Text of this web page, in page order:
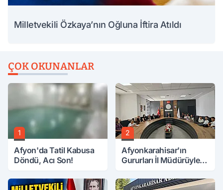
Milletvekili Özkaya’nın Oğluna İftira Atıldı
ÇOK OKUNANLAR
1
Afyon'da Tatil Kabusa
Döndü, Acı Son!
2
Afyonkarahisar'ın
Gururları İl Müdürüyle